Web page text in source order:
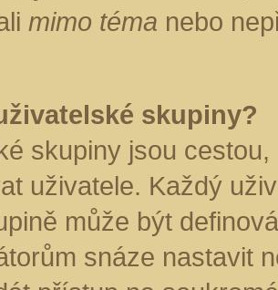
mimo téma nebo
skupiny?
skupiny jsou
uživatele. Každý
může být
snáze nastavit